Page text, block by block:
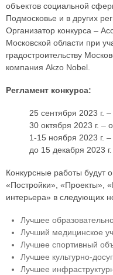
объектов социальной
Подмосковье и в других
Организатор конкурса –
Московской области при
градостроительству
компания Akzo Nobel.
Регламент конкурса:
25 сентября 2023 г.
30 октября 2023 г. –
1-15 ноября 2023 г.
до 15 декабря 2023
Конкурсные работы будут
«Постройки», «Проекты»,
интерьера» в следующих
Лучшее
Лучший медицинское
Лучшее спортивный
Лучшее культурно-
Лучшее